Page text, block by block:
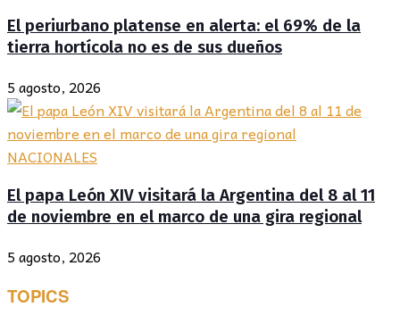
El periurbano platense en alerta: el 69% de la
tierra hortícola no es de sus dueños
5 agosto, 2026
NACIONALES
El papa León XIV visitará la Argentina del 8 al 11
de noviembre en el marco de una gira regional
5 agosto, 2026
TOPICS